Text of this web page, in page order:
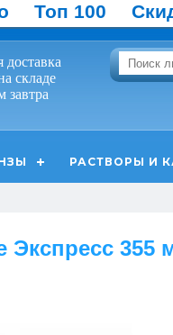
Топ 100
доставка
складе
завтра
РАСТВОРЫ И
Экспресс 355